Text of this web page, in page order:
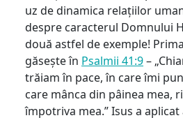
uz de dinamica relațiilor
despre caracterul Domnului
două astfel de exemple!
găsește în Psalmii 41:9–
trăiam în pace, în care îmi
care mânca din pâinea mea,
împotriva mea.” Isus a